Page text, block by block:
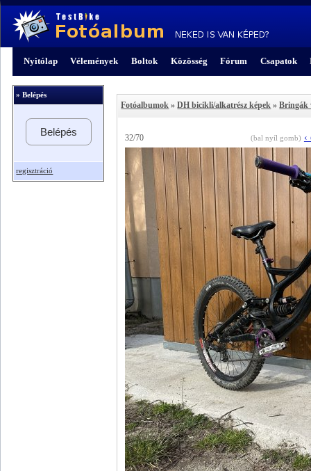
Nyitólap Vélemények Boltok Közösség Fórum Csapatok
» Belépés
Belépés
regisztráció
Fotóalbumok »DH bicikli/alkatrész képek »Bringák
32/70 (bal nyíl gomb) ‹